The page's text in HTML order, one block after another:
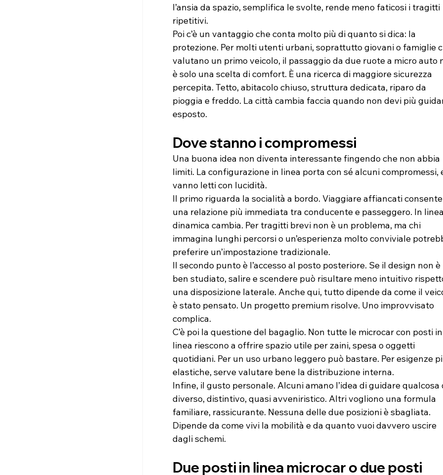
l’ansia da spazio, semplifica le svolte, rende meno faticosi i tragitti
ripetitivi.
Poi c’è un vantaggio che conta molto più di quanto si dica: la
protezione. Per molti utenti urbani, soprattutto giovani o famiglie
valutano un primo veicolo, il passaggio da due ruote a micro auto
è solo una scelta di comfort. È una ricerca di maggiore sicurezza
percepita. Tetto, abitacolo chiuso, struttura dedicata, riparo da
pioggia e freddo. La città cambia faccia quando non devi più
esposto.
Dove stanno i compromessi
Una buona idea non diventa interessante fingendo che non abbia
limiti. La configurazione in linea porta con sé alcuni compromessi,
vanno letti con lucidità.
Il primo riguarda la socialità a bordo. Viaggiare affiancati consente
una relazione più immediata tra conducente e passeggero. In
dinamica cambia. Per tragitti brevi non è un problema, ma chi
immagina lunghi percorsi o un’esperienza molto conviviale
preferire un’impostazione tradizionale.
Il secondo punto è l’accesso al posto posteriore. Se il design non è
ben studiato, salire e scendere può risultare meno intuitivo
una disposizione laterale. Anche qui, tutto dipende da come il
è stato pensato. Un progetto premium risolve. Uno improvvisato
complica.
C’è poi la questione del bagaglio. Non tutte le microcar con posti in
linea riescono a offrire spazio utile per zaini, spesa o oggetti
quotidiani. Per un uso urbano leggero può bastare. Per esigenze
elastiche, serve valutare bene la distribuzione interna.
Infine, il gusto personale. Alcuni amano l’idea di guidare qualcosa
diverso, distintivo, quasi avveniristico. Altri vogliono una formula
familiare, rassicurante. Nessuna delle due posizioni è sbagliata.
Dipende da come vivi la mobilità e da quanto vuoi davvero uscire
dagli schemi.
Due posti in linea microcar o due posti